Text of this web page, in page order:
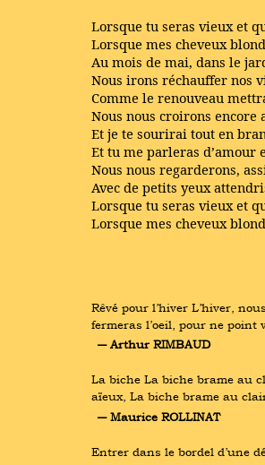
Lorsque tu seras vieux et
Lorsque mes cheveux
Au mois de mai, dans le
Nous irons réchauffer nos
Comme le renouveau
Nous nous croirons encore
Et je te sourirai tout en
Et tu me parleras d’amour
Nous nous regarderons,
Avec de petits yeux
Lorsque tu seras vieux et
Lorsque mes cheveux
Rêvé pour l’hiver L’hiver,
fermeras l’oeil, pour ne
― Arthur RIMBAUD
La biche La biche brame au
aïeux, La biche brame au
― Maurice ROLLINAT
Entrer dans le bordel d’une